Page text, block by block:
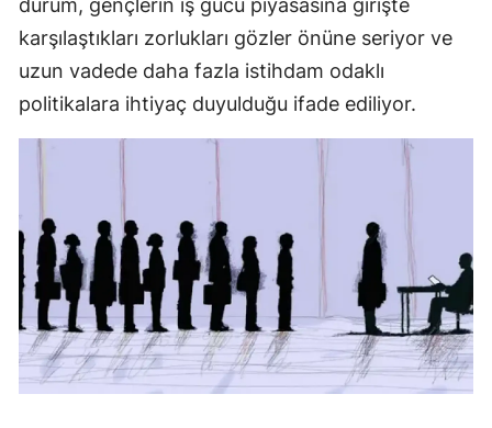
karşılaştıkları zorlukları gözler önüne seriyor ve
uzun vadede daha fazla istihdam odaklı
politikalara ihtiyaç duyulduğu ifade ediliyor.